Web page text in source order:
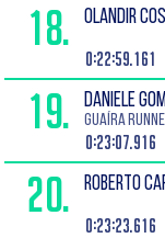
18. OLANDIR
0:22:59.161
19. DANIELE
Guaíra
0:23:07.916
20. ROBERTO
0:23:23.616